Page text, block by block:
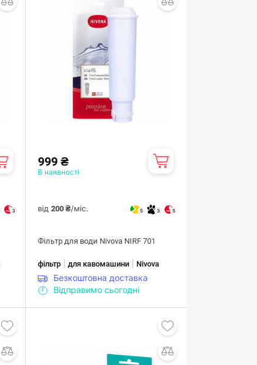
3
999 ₴
В наявності
від200 ₴/міс. 5 3 5
Фільтр для води Nivova NIRF 701
фільтр |для кавомашини Nivova
Безкоштовна доставка
Відправимо сьогодні